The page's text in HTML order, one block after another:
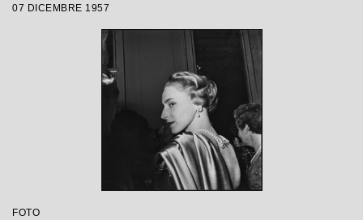
la regia di Margherita Wallmann con la
quale è stata inaugurata la stagione
lirica 1957-1958 del Teatro alla Scala
07 DICEMBRE 1957
FOTO